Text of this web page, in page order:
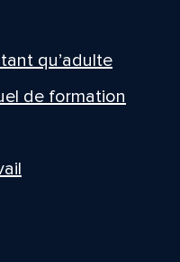
qu’adulte
de formation